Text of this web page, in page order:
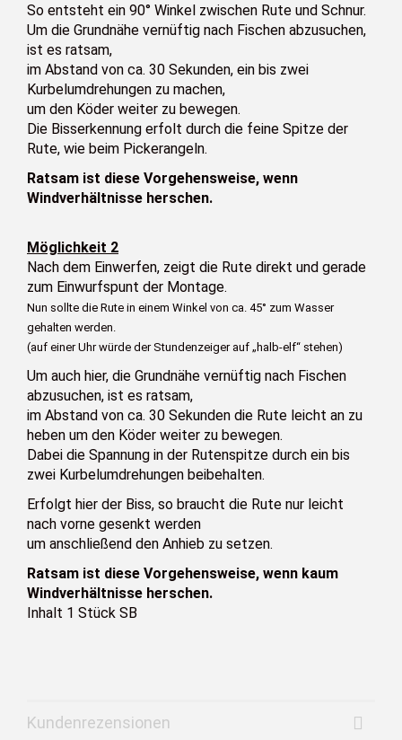
So entsteht ein 90° Winkel zwischen Rute und Schnur.
Um die Grundnähe vernüftig nach Fischen abzusuchen,
ist es ratsam,
im Abstand von ca. 30 Sekunden, ein bis zwei
Kurbelumdrehungen zu machen,
um den Köder weiter zu bewegen.
Die Bisserkennung erfolt durch die feine Spitze der
Rute, wie beim Pickerangeln.
Ratsam ist diese Vorgehensweise, wenn
Windverhältnisse herschen.
Möglichkeit 2
Nach dem Einwerfen, zeigt die Rute direkt und gerade
zum Einwurfspunt der Montage.
Nun sollte die Rute in einem Winkel von ca. 45° zum Wasser
gehalten werden.
(auf einer Uhr würde der Stundenzeiger auf „halb-elf“ stehen)
Um auch hier, die Grundnähe vernüftig nach Fischen
abzusuchen, ist es ratsam,
im Abstand von ca. 30 Sekunden die Rute leicht an zu
heben um den Köder weiter zu bewegen.
Dabei die Spannung in der Rutenspitze durch ein bis
zwei Kurbelumdrehungen beibehalten.
Erfolgt hier der Biss, so braucht die Rute nur leicht
nach vorne gesenkt werden
um anschließend den Anhieb zu setzen.
Ratsam ist diese Vorgehensweise, wenn kaum
Windverhältnisse herschen.
Inhalt 1 Stück SB
Kundenrezensionen